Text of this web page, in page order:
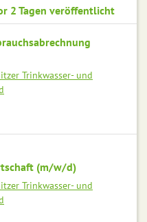
2 Tagen veröffentlicht
Trinkwasser- und
(m/w/d)
Trinkwasser- und